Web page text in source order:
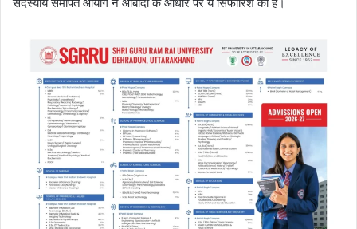
सदस्यीय समर्पित आयोग ने आबादी के आधार पर ये सिफारिश की है।